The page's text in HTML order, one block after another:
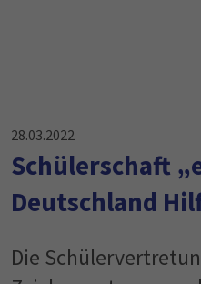
28.03.2022
Schülerschaft
Deutschland
Die